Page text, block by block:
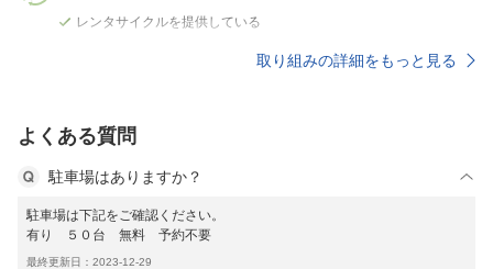
レンタサイクルを提供している
取り組みの詳細をもっと見る
よくある質問
駐車場はありますか？
駐車場は下記をご確認ください。
有り ５０台 無料 予約不要
最終更新日：2023-12-29